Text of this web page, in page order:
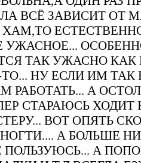
ВСЁ ЗАВИСИТ ОТ
УЖАСНОЕ...
ТАК УЖАСНО КАК
НУ ЕСЛИ ИМ ТАК
РАБОТАТЬ... А
СТАРАЮСЬ ХОДИТ
ВОТ ОПЯТЬ
А БОЛЬШЕ
А